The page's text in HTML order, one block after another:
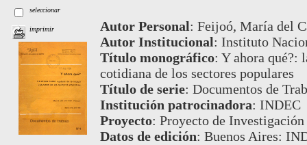
seleccionar
imprimir Autor Personal: Feijoó, María del
Autor Institucional: Instituto
Título monográfico: Y ahora qué?:
cotidiana de los sectores populares
Título de serie: Documentos de
Institución patrocinadora: INDEC
Proyecto: Proyecto de
Datos de edición: Buenos Aires: